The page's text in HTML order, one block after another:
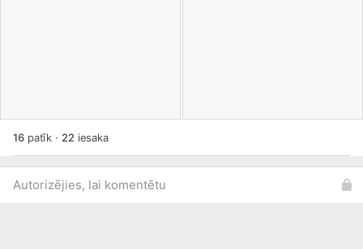
16patīk · 22 iesaka
Autorizējies, lai komentētu